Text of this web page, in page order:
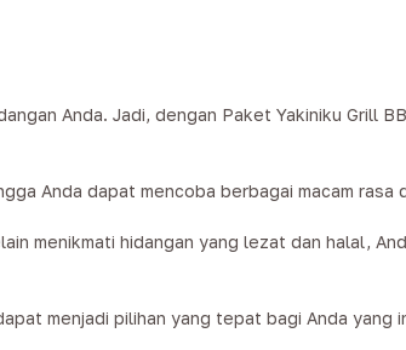
Anda. Jadi, dengan Paket Yakiniku Grill
Anda dapat mencoba berbagai macam rasa
menikmati hidangan yang lezat dan halal,
menjadi pilihan yang tepat bagi Anda